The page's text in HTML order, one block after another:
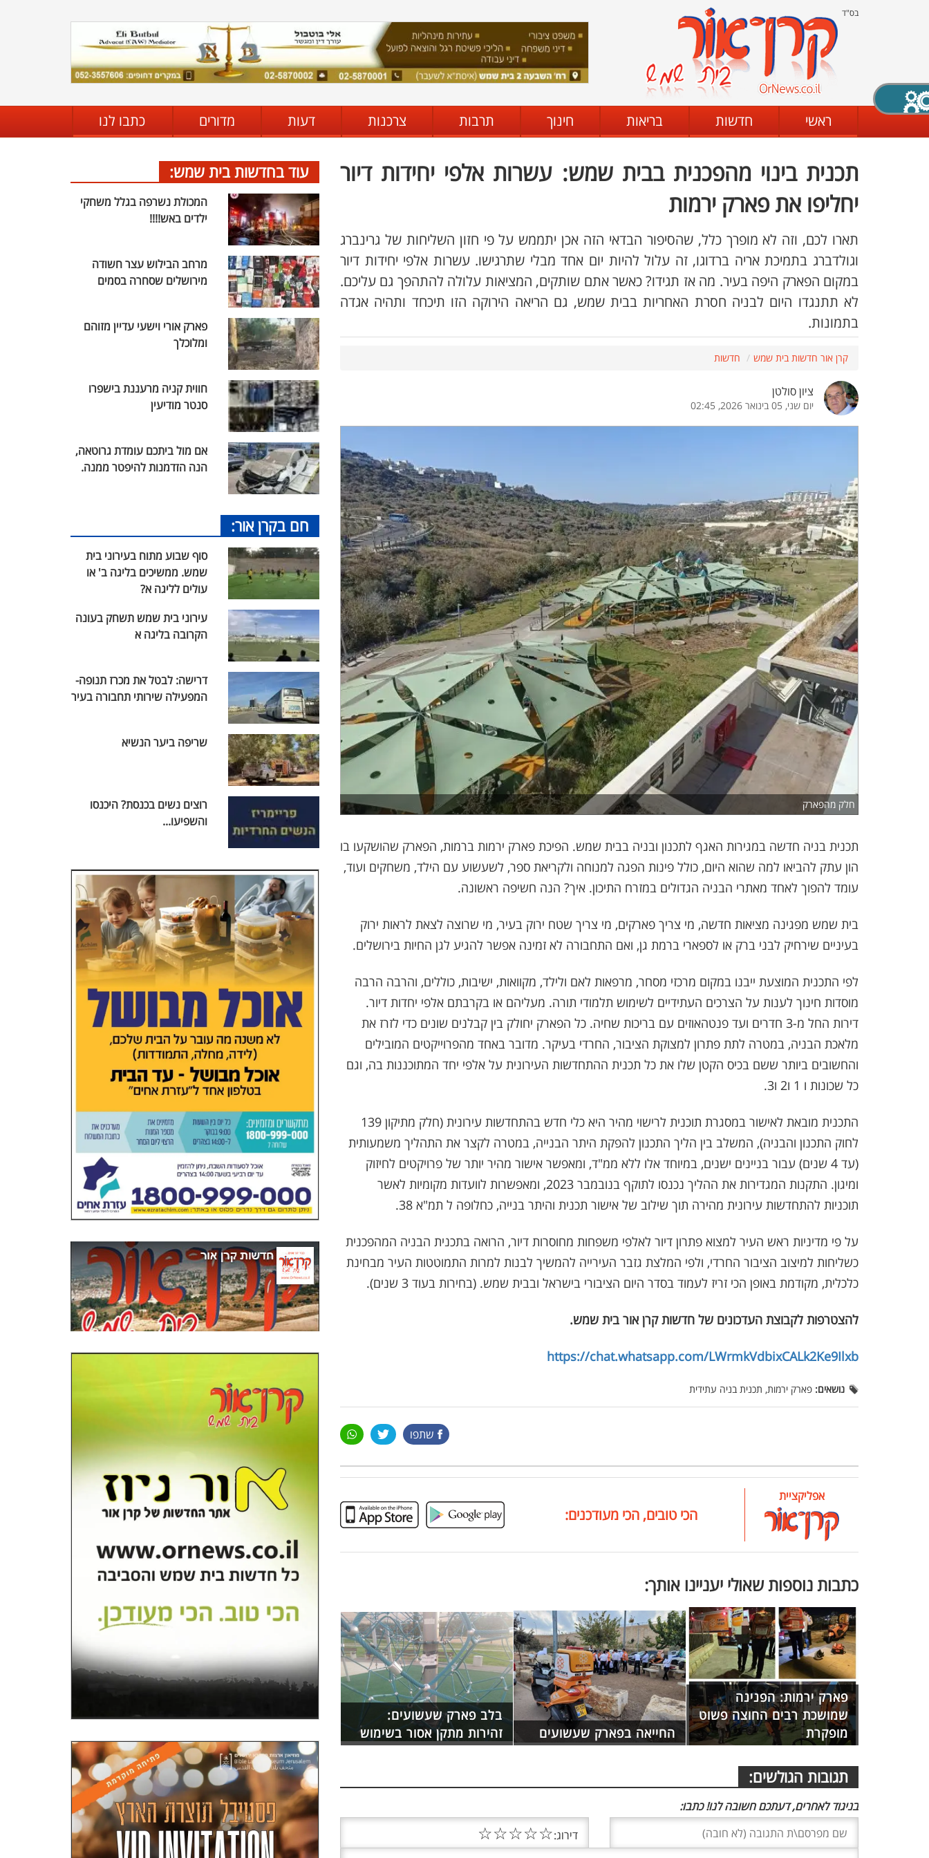
בס"ד
ראשי חדשות בריאות חינוך תרבות צרכנות דעות מדורים כתבו לנו
תכנית בינוי מהפכנית בבית שמש: עשרות אלפי יחידות דיור
יחליפו את פארק ירמות
תארו לכם, וזה לא מופרך כלל, שהסיפור הבדאי הזה אכן יתממש על פי חזון השליחות של גרינברג
וגולדברג בתמיכת אריה ברדוגו, זה עלול להיות יום אחד מבלי שתרגישו. עשרות אלפי יחידות דיור
במקום הפארק היפה בעיר. מה אז תגידו? כאשר אתם שותקים, המציאות עלולה להתהפך גם עליכם.
לא תתנגדו היום לבניה חסרת האחריות בבית שמש, גם הריאה הירוקה הזו תיכחד ותהיה אגדה
בתמונות.
קרן אור חדשות בית שמש חדשות
ציון סולטן
יום שני, 05 בינואר 2026, 02:45
חלק מהפארק
תכנית בניה חדשה במגירות האגף לתכנון ובניה בבית שמש. הפיכת פארק ירמות ברמות, הפארק שהושקעו בו
הון עתק להביאו למה שהוא היום, כולל פינות הפגה למנוחה ולקריאת ספר, לשעשוע עם הילד, משחקים ועוד,
עומד להפוך לאחד מאתרי הבניה הגדולים במזרח התיכון. איך? הנה חשיפה ראשונה.
בית שמש מפגינה מציאות חדשה, מי צריך פארקים, מי צריך שטח ירוק בעיר, מי שרוצה לצאת לראות ירוק
בעיניים שירחיק לבני ברק או לספארי ברמת גן, ואם התחבורה לא זמינה אפשר להגיע לגן החיות בירושלים.
לפי התכנית המוצעת ייבנו במקום מרכזי מסחר, מרפאות לאם ולילד, מקוואות, ישיבות, כוללים, והרבה הרבה
מוסדות חינוך לענות על הצרכים העתידיים לשימוש תלמודי תורה. מעליהם או בקרבתם אלפי יחדות דיור.
דירות החל מ-3 חדרים ועד פנטהאוזים עם בריכות שחיה. כל הפארק יחולק בין קבלנים שונים כדי לזרז את
מלאכת הבניה, במטרה לתת פתרון למצוקת הציבור, החרדי בעיקר. מדובר באחד מהפרוייקטים המובילים
והחשובים ביותר ששם בכיס הקטן שלו את כל תכנית ההתחדשות העירונית על אלפי יחד המתוכננות בה, וגם
כל שכונות ו 1 ו2 ו3.
התכנית מובאת לאישור במסגרת תוכנית לרישוי מהיר היא כלי חדש בהתחדשות עירונית (חלק מתיקון 139
לחוק התכנון והבניה), המשלב בין הליך התכנון להפקת היתר הבנייה, במטרה לקצר את התהליך משמעותית
(עד 4 שנים) עבור בניינים ישנים, במיוחד אלו ללא ממ"ד, ומאפשר אישור מהיר יותר של פרויקטים לחיזוק
ומיגון. התקנות המגדירות את ההליך נכנסו לתוקף בנובמבר 2023, ומאפשרות לוועדות מקומיות לאשר
תוכניות להתחדשות עירונית מהירה תוך שילוב של אישור תכנית והיתר בנייה, כחלופה ל תמ"א 38.
על פי מדיניות ראש העיר למצוא פתרון דיור לאלפי משפחות מחוסרות דיור, הרואה בתכנית הבניה המהפכנית
כשליחות למיצוב הציבור החרדי, ולפי המלצת גזבר העירייה להמשיך לבנות למרות התמוטטות העיר מבחינת
כלכלית, מקודמת באופן הכי זריז לעמוד בסדר היום הציבורי בישראל ובבית שמש. (בחירות בעוד 3 שנים).
להצטרפות לקבוצת העדכונים של חדשות קרן אור בית שמש.
https://chat.whatsapp.com/LWrmkVdbixCALk2Ke9Ilxb
נושאים: פארק ירמות, תכנית בניה עתידית
שתפו
אפליקציית
הכי טובים, הכי מעודכנים:
כתבות נוספות שאולי יעניינו אותך:
פארק ירמות: הפנינה
שמושכת רבים החוצה פשוט
מופקרת
החייאה בפארק שעשועים
בלב פארק שעשועים:
זהירות מתקן אסור בשימוש
תגובות הגולשים:
בניגוד לאחרים, דעתכם חשובה לנו! כתבו:
דירוג:☆
☆
☆
☆
☆
עוד בחדשות בית שמש:
המכולת נשרפה בגלל משחקי
ילדים באש!!!!
מרחב הבילוש עצר חשודה
מירושלים שסחרה בסמים
פארק אורי וישעי עדיין מזוהם
ומלוכלך
חווית קניה מרעננת בישפרו
סנטר מודיעין
אם מול ביתכם עומדת גרוטאה,
הנה הזדמנות להיפטר ממנה.
חם בקרן אור:
סוף שבוע מתוח בעירוני בית
שמש. ממשיכים בליגה ב' או
עולים לליגה א?
עירוני בית שמש תשחק בעונה
הקרובה בליגה א
דרישה: לבטל את מכרז תנופה-
המפעילה שירותי תחבורה בעיר
שריפה ביער הנשיא
רוצים נשים בכנסת? היכנסו
והשפיעו...
X סגירה
מצב שחור - לבן קביעת ניגודיות
הדגשת קישורים הדגשת כותרות
כיבוי הבהובים